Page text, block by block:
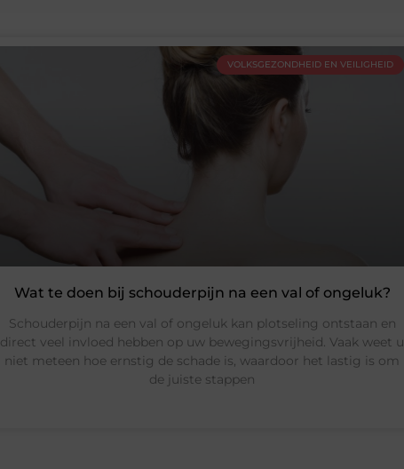
VOLKSGEZONDHEID EN VEILIGHEID
Wat te doen bij schouderpijn na een val of ongeluk?
Schouderpijn na een val of ongeluk kan plotseling ontstaan en
direct veel invloed hebben op uw bewegingsvrijheid. Vaak weet u
niet meteen hoe ernstig de schade is, waardoor het lastig is om
de juiste stappen